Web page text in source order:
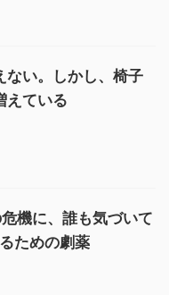
ない。しかし、椅子
えている
機に、誰も気づいて
ための劇薬